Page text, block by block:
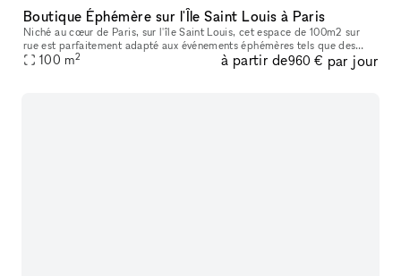
Boutique Éphémère sur l'Île Saint Louis à Paris
Niché au cœur de Paris, sur l'île Saint Louis, cet espace de 100m2 sur
rue est parfaitement adapté aux événements éphémères tels que des
pop-up store, showrooms, des présentations d'art et des événe
100 m2 à partir de960 € par jour